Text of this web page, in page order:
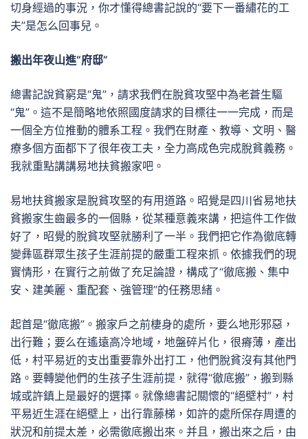
切身經過的事況，你才懂得總書記說的“要下一番繡花的工
夫”是怎么回事兒。
搬出年夜山進“府邸”
總書記說貧窮是“鬼”，請求我們在脫貧攻堅中為老蒼生驅
“鬼”。這不是簡略地依照國度請求的目標往一一完成，而是
一個全方位推動的體系工程。我們在財產、教導、文明、醫
療多個方面都下了很年夜工夫，全力高成色完成脫貧義務。
我就重點講講易地扶貧搬家吧。
易地扶貧搬家是脫貧攻堅的有用道路。昭覺是四川省易地扶
貧搬家生齒最多的一個縣，從某種意義來講，把這件工作做
好了，昭覺的脫貧攻堅就勝利了一半。我們把它作為徹底轉
變彝區群眾生孩子生涯前提的嚴重工程來抓。依據我們的現
實情形，在實行之前做了充足論證，構成了“徹底搬、集中
安、建美麗、重配套、強管理”的任務思緒。
起首是“徹底搬”。搬家戶之前棲身的處所，要么地形邪惡，
出行難；要么在遙遠高冷地域，地盤碎片化，很瘠薄，產出
低，村平易近的支出重要靠外出打工，他們脫貧沒有其他門
路。要轉變他們的生孩子生涯前提，就得“徹底搬”，搬到縣
城或許鎮上是最好的選擇。就像總書記關懷的“絕壁村”，村
平易近生涯在絕壁上，出行靠藤梯，如許的處所保存周遭的
狀況和前提太差，必需徹底搬出來。并且，搬出來之后，由